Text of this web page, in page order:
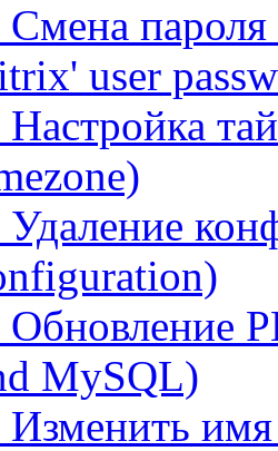
Смена пароля
user
Настройка
Удаление
Обновление
MySQL)
Изменить имя